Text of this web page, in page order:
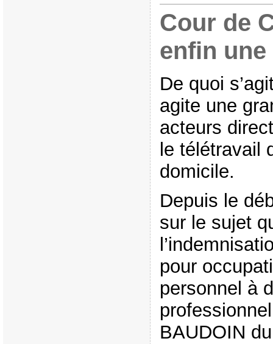
Cour de
enfin
De quoi
agite une
acteurs
le télétravail
domicile.
Depuis le
sur le sujet
pour
personnel à
BAUDOIN